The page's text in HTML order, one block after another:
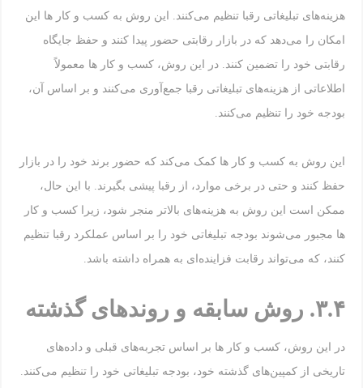
هزینه‌های تبلیغاتی رقبا تنظیم می‌کنند. این روش به کسب و کار ها این
امکان را می‌دهد که در بازار رقابتی حضور پیدا کنند و حفظ جایگاه
رقابتی خود را تضمین کنند. در این روش، کسب و کار ها معمولاً
اطلاعاتی از هزینه‌های تبلیغاتی رقبا جمع‌آوری می‌کنند و بر اساس آن،
بودجه خود را تنظیم می‌کنند.
این روش به کسب و کار ها کمک می‌کند که حضور برند خود را در بازار
حفظ کنند و حتی در برخی موارد، از رقبا پیشی بگیرند. با این حال،
ممکن است این روش به هزینه‌های بالاتر منجر شود، زیرا کسب و کار
ها مجبور می‌شوند بودجه تبلیغاتی خود را بر اساس عملکرد رقبا تنظیم
کنند، که می‌تواند رقابت فزاینده‌ای به همراه داشته باشد.
۳.۴. روش سابقه و روندهای گذشته
در این روش، کسب و کار ها بر اساس تجربه‌های قبلی و داده‌های
تاریخی از کمپین‌های گذشته خود، بودجه تبلیغاتی خود را تنظیم می‌کنند.